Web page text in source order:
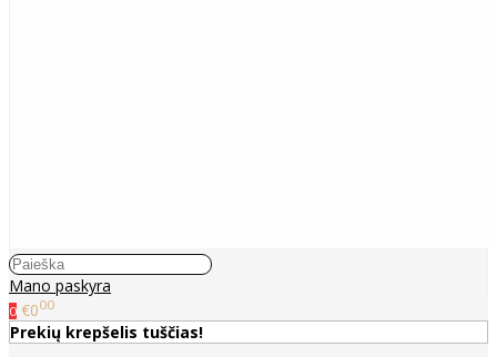
Mano paskyra
0 €000
Prekių krepšelis tuščias!